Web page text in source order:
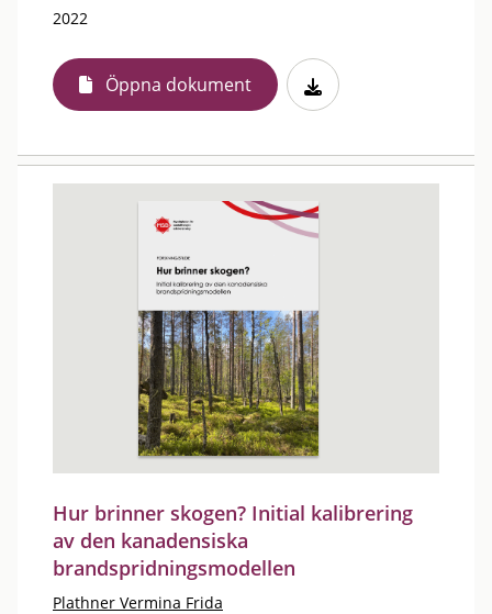
2022
Öppna dokument
Hur brinner skogen? Initial kalibrering
av den kanadensiska
brandspridningsmodellen
Plathner Vermina Frida